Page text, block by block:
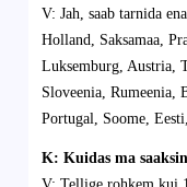
V: Jah, saab tarnida
Holland, Saksamaa,
Luksemburg, Austria,
Sloveenia, Rumeenia,
Portugal, Soome,
K: Kuidas ma